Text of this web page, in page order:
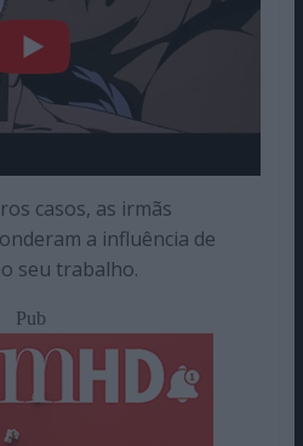
casos, as irmãs
a influência de
seu trabalho.
Pub